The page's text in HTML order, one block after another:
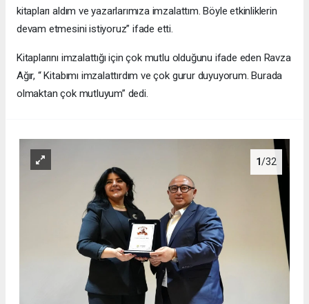
kitapları aldım ve yazarlarımıza imzalattım. Böyle etkinliklerin
devam etmesini istiyoruz” ifade etti.
Kitaplarını imzalattığı için çok mutlu olduğunu ifade eden Ravza
Ağır, “ Kitabımı imzalattırdım ve çok gurur duyuyorum. Burada
olmaktan çok mutluyum” dedi.
1/32